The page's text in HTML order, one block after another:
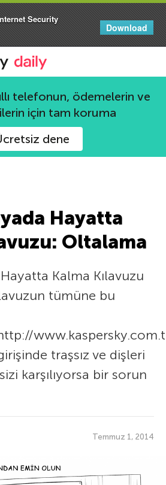
Security
Download
Kaspersky Resmi Blogu
telefonun, ödemelerin ve
için tam koruma
dene
Hayatta
Oltalama
Kalma Kılavuzu
tümüne bu
traşsız ve dişleri
karşılıyorsa bir sorun
Temmuz 1, 2014